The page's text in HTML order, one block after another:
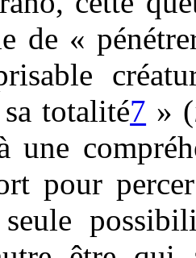
de «
totalité7 » (
une
pour